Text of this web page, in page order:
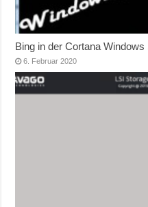
Bing in der Cortana
6. Februar 2020